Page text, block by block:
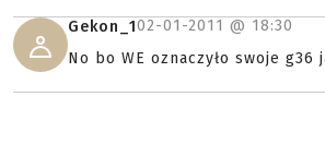
Gekon_102-01-2011 @ 18:30
No bo WE oznaczyło swoje g36